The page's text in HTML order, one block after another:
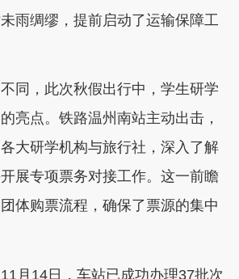
雨绸缪，提前启动了运输保障工
，此次秋假出行中，学生研学
亮点。铁路温州南站主动出击，
大研学机构与旅行社，深入了解
展专项票务对接工作。这一前瞻
体购票流程，确保了票源的集中
14日，车站已成功办理37批次